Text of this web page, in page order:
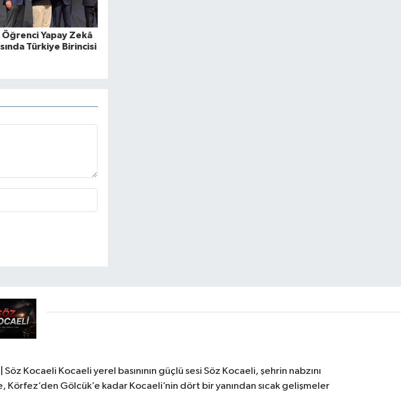
Yapay Zekâ
Türkiye Birincisi
Kocaeli Kocaeli yerel basınının güçlü sesi Söz Kocaeli, şehrin nabzını
Körfez’den Gölcük’e kadar Kocaeli’nin dört bir yanından sıcak gelişmeler